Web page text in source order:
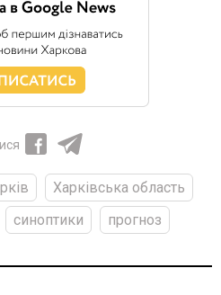
Харківська область
синоптики прогноз